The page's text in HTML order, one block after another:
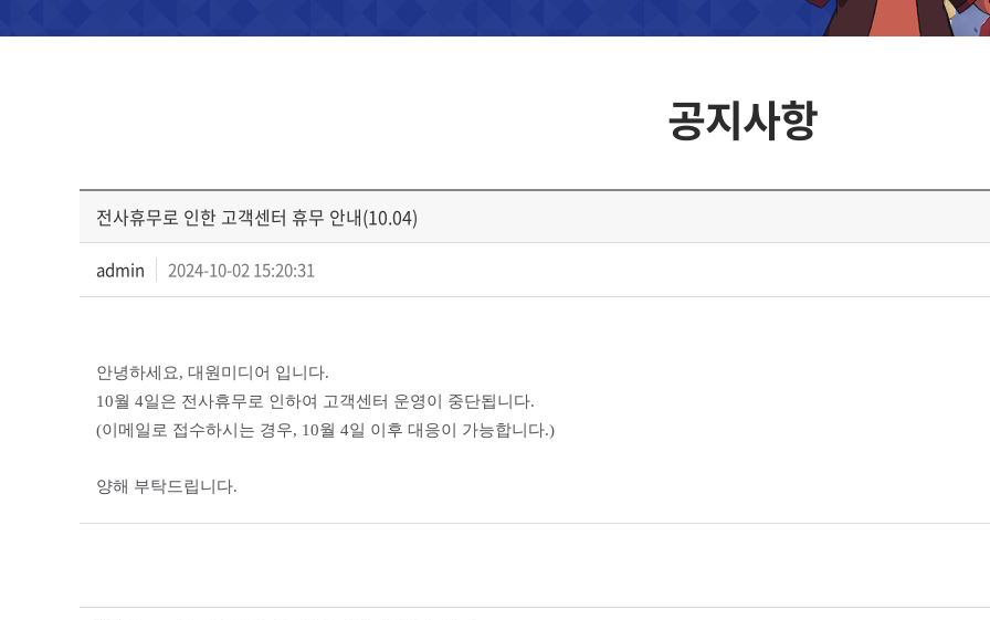
공지사항
전사휴무로 인한 고객센터 휴무 안내(10.04)
admin 2024-10-02 15:20:31
안녕하세요, 대원미디어 입니다.
10월 4일은 전사휴무로 인하여 고객센터 운영이 중단됩니다.
(이메일로 접수하시는 경우, 10월 4일 이후 대응이 가능합니다.)
양해 부탁드립니다.